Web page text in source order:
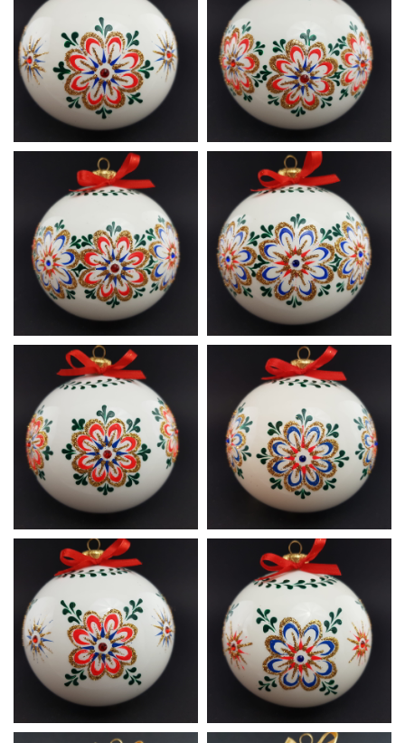
Ludowa
A9
Ludowa
A10
Ludowa
A11
Ludowa
A12
Ludowa
A13
Ludowa
A14
Ludowa
A15
Ludowa
A16